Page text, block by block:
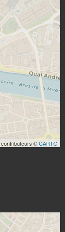
contributeurs ©CARTO